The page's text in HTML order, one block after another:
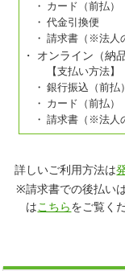
カード（前払）
代金引換便
請求書（※法人
オンライン（納
【支払い方法】
銀行振込（前払）
カード（前払）
請求書（※法人
詳しいご利用方法は
請求書での後払い
はこちらをご覧く